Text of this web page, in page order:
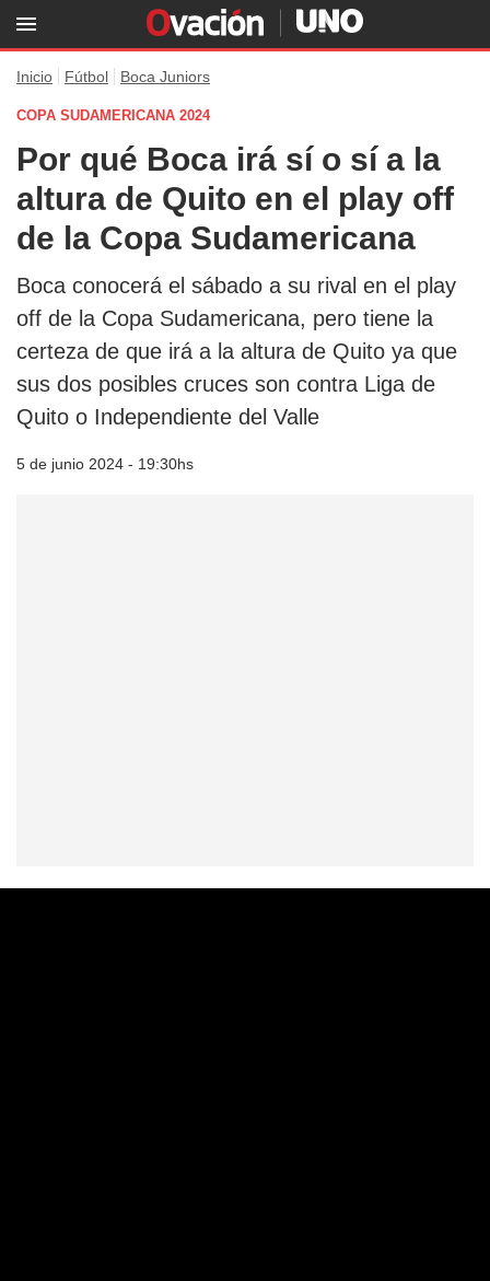
Inicio Fútbol Boca Juniors
COPA SUDAMERICANA 2024
Por qué Boca irá sí o sí a la
altura de Quito en el play off
de la Copa Sudamericana
Boca conocerá el sábado a su rival en el play
off de la Copa Sudamericana, pero tiene la
certeza de que irá a la altura de Quito ya que
sus dos posibles cruces son contra Liga de
Quito o Independiente del Valle
5 de junio 2024 - 19:30hs